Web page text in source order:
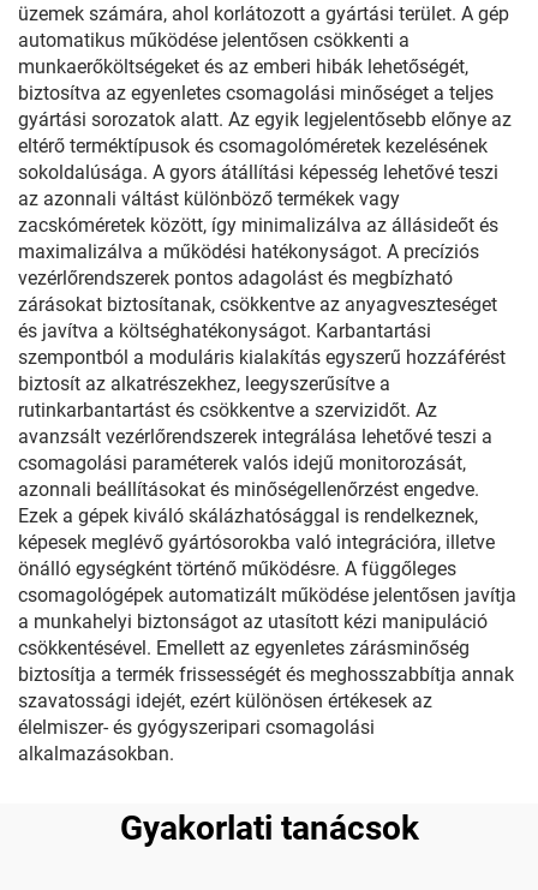
üzemek számára, ahol korlátozott a gyártási terület. A gép
automatikus működése jelentősen csökkenti a
munkaerőköltségeket és az emberi hibák lehetőségét,
biztosítva az egyenletes csomagolási minőséget a teljes
gyártási sorozatok alatt. Az egyik legjelentősebb előnye az
eltérő terméktípusok és csomagolóméretek kezelésének
sokoldalúsága. A gyors átállítási képesség lehetővé teszi
az azonnali váltást különböző termékek vagy
zacskóméretek között, így minimalizálva az állásideőt és
maximalizálva a működési hatékonyságot. A precíziós
vezérlőrendszerek pontos adagolást és megbízható
zárásokat biztosítanak, csökkentve az anyagveszteséget
és javítva a költséghatékonyságot. Karbantartási
szempontból a moduláris kialakítás egyszerű hozzáférést
biztosít az alkatrészekhez, leegyszerűsítve a
rutinkarbantartást és csökkentve a szervizidőt. Az
avanzsált vezérlőrendszerek integrálása lehetővé teszi a
csomagolási paraméterek valós idejű monitorozását,
azonnali beállításokat és minőségellenőrzést engedve.
Ezek a gépek kiváló skálázhatósággal is rendelkeznek,
képesek meglévő gyártósorokba való integrációra, illetve
önálló egységként történő működésre. A függőleges
csomagológépek automatizált működése jelentősen javítja
a munkahelyi biztonságot az utasított kézi manipuláció
csökkentésével. Emellett az egyenletes zárásminőség
biztosítja a termék frissességét és meghosszabbítja annak
szavatossági idejét, ezért különösen értékesek az
élelmiszer- és gyógyszeripari csomagolási
alkalmazásokban.
Gyakorlati tanácsok